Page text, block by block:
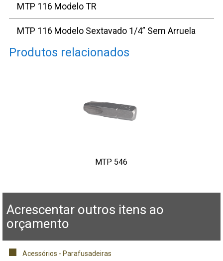
MTP 116 Modelo TR
MTP 116 Modelo Sextavado 1/4” Sem Arruela
MTP 506 WIG - Asas de Expansão
MTP 406B Cabeça Pintada Corpo Ruspert
Produtos relacionados
MTP 546
Acrescentar outros itens ao
orçamento
Acessórios - Parafusadeiras